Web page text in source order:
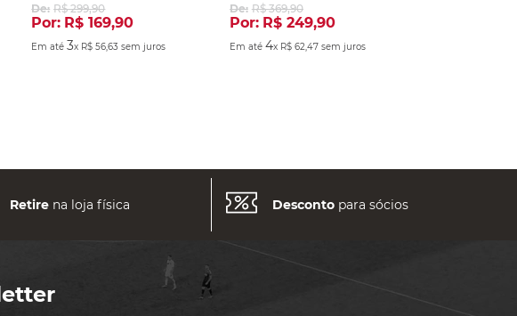
De: R$ 299,90
Por: R$ 169,90
Em até3x R$ 56,63 sem juros
De: R$ 369,90
Por: R$ 249,90
Em até 4x R$ 62 47sem juros
Retirena loja física Descontopara sócios